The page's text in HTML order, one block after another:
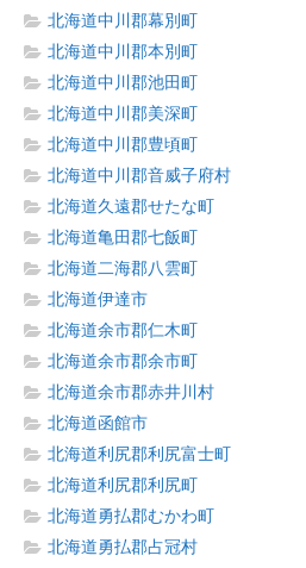
北海道中川郡幕別町
北海道中川郡本別町
北海道中川郡池田町
北海道中川郡美深町
北海道中川郡豊頃町
北海道中川郡音威子府村
北海道久遠郡せたな町
北海道亀田郡七飯町
北海道二海郡八雲町
北海道伊達市
北海道余市郡仁木町
北海道余市郡余市町
北海道余市郡赤井川村
北海道函館市
北海道利尻郡利尻富士町
北海道利尻郡利尻町
北海道勇払郡むかわ町
北海道勇払郡占冠村